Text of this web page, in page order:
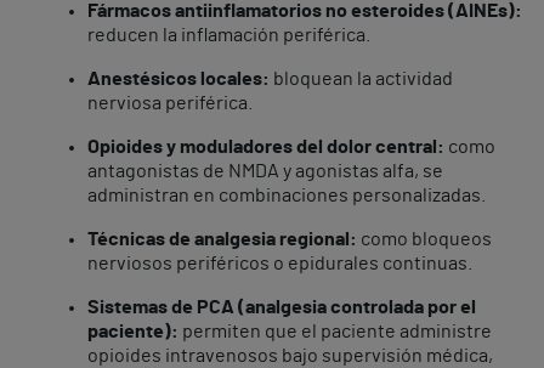
Fármacos antiinflamatorios no esteroides (AINEs):
reducen la inflamación periférica.
Anestésicos locales: bloquean la actividad
nerviosa periférica.
Opioides y moduladores del dolor central: como
antagonistas de NMDA y agonistas alfa, se
administran en combinaciones personalizadas.
Técnicas de analgesia regional: como bloqueos
nerviosos periféricos o epidurales continuas.
Sistemas de PCA (analgesia controlada por el
paciente): permiten que el paciente administre
opioides intravenosos bajo supervisión médica,